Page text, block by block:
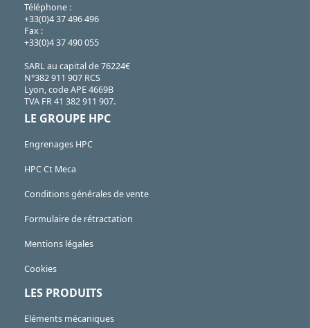
Téléphone :
+33(0)4 37 496 496
Fax :
+33(0)4 37 490 055
SARL au capital de 76224€
N°382 911 907 RCS
Lyon, code APE 4669B
TVA FR 41 382 911 907.
LE GROUPE HPC
Engrenages HPC
HPC Ct Meca
Conditions générales de vente
Formulaire de rétractation
Mentions légales
Cookies
LES PRODUITS
Eléments mécaniques